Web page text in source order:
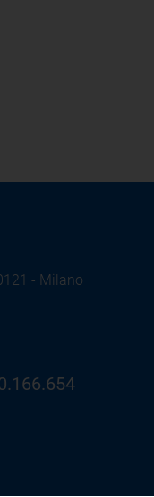
- Milano